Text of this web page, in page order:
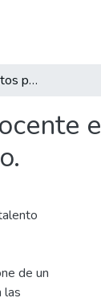
Gestor de base de datos para los CVLAC del personal docente e investigativo de la Institución Universitaria Pascual Bravo.
e
de un
las